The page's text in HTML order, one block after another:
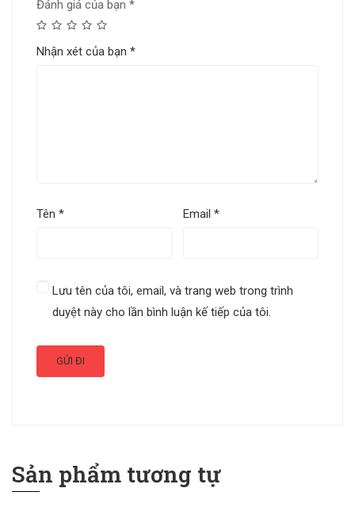
Đánh giá của bạn *
Nhận xét của bạn *
Tên * Email*
Lưu tên của tôi, email, và trang web trong trình
duyệt này cho lần bình luận kế tiếp của tôi.
Sản phẩm tương tự